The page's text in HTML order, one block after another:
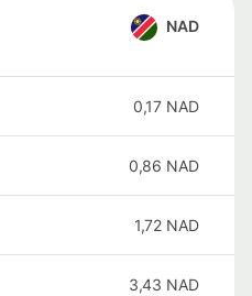
NAD
0,17 NAD
0,86 NAD
1,72 NAD
3,43 NAD